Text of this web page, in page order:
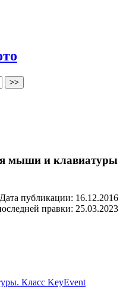
мыши и клавиатуры
Дата публикации: 16.12.2016
правки: 25.03.2023
Класс KeyEvent